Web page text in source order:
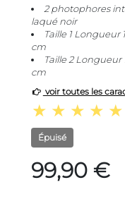
2 photophores
laqué noir
Taille 1 Longueur
cm
Taille 2
cm
voir toutes les
Épuisé
99,90 €